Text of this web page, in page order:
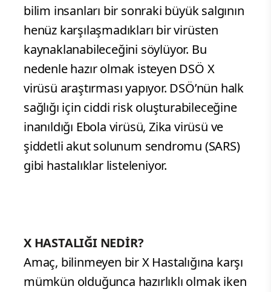
bilim insanları bir sonraki büyük salgının
henüz karşılaşmadıkları bir virüsten
kaynaklanabileceğini söylüyor. Bu
nedenle hazır olmak isteyen DSÖ X
virüsü araştırması yapıyor. DSÖ’nün halk
sağlığı için ciddi risk oluşturabileceğine
inanıldığı Ebola virüsü, Zika virüsü ve
şiddetli akut solunum sendromu (SARS)
gibi hastalıklar listeleniyor.
X HASTALIĞI NEDİR?
Amaç, bilinmeyen bir X Hastalığına karşı
mümkün olduğunca hazırlıklı olmak iken